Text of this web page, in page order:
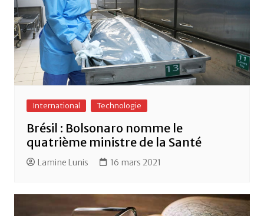
International Technologie
Brésil : Bolsonaro nomme le
quatrième ministre de la Santé
Lamine Lunis 16 mars 2021